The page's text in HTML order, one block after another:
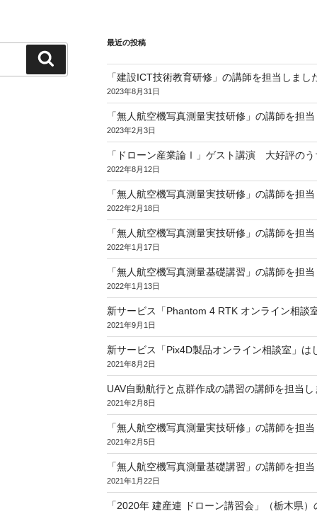
索
最近の投稿
「建設ICT技術教育研修」の講師を担当しま
2023年8月31日
「無人航空機写真測量実技研修」の講師を担
2023年2月3日
「ドローン産業論Ⅰ」ゲスト講演 大好評のう
2022年8月12日
「無人航空機写真測量実技研修」の講師を担
2022年2月18日
「無人航空機写真測量実技研修」の講師を担
2022年1月17日
「無人航空機写真測量基礎講習」の講師を担
2022年1月13日
新サービス「Phantom 4 RTK オンライン相談
2021年9月1日
新サービス「Pix4D製品オンライン相談室」は
2021年8月2日
UAV自動航行と点群作成の講習の講師を担当
2021年2月8日
「無人航空機写真測量実技研修」の講師を担
2021年2月5日
「無人航空機写真測量基礎講習」の講師を担
2021年1月22日
「2020年 建産連 ドローン講習会」（栃木県